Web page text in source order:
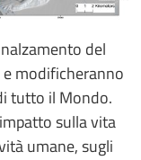
del
modificheranno
tutto il Mondo.
sulla vita
umane, sugli